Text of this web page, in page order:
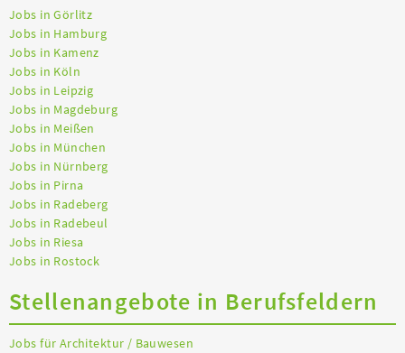
Jobs in Görlitz
Jobs in Hamburg
Jobs in Kamenz
Jobs in Köln
Jobs in Leipzig
Jobs in Magdeburg
Jobs in Meißen
Jobs in München
Jobs in Nürnberg
Jobs in Pirna
Jobs in Radeberg
Jobs in Radebeul
Jobs in Riesa
Jobs in Rostock
Stellenangebote in Berufsfeldern
Jobs für Architektur / Bauwesen